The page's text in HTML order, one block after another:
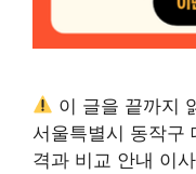
이 글을 끝까지
서울특별시 동작구
격과 비교 안내 이